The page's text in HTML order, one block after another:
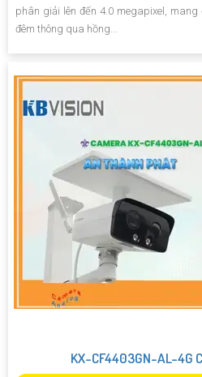
phân giải lên đến 4.0 megapixel,
đêm thông qua hồng...
KX-CF4403GN-AL-4G